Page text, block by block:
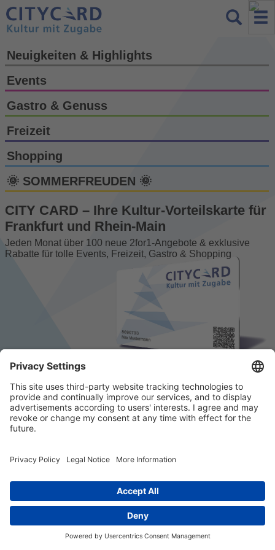
Neuigkeiten & Highlights
Events
Gastro & Genuss
Freizeit
Shopping
🌞 SOMMERFREUDEN 🌞
CITY CARD – Ihre Kultur-Vorteils­karte für
Frankfurt und Rhein-Main
Jeden Monat über 100 neue 2for1-Angebote & exklusive
Rabatte für tolle Events, Freizeit, Gastro & Shopping